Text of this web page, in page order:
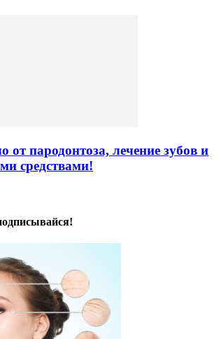
от пародонтоза, лечение зубов и
средствами!